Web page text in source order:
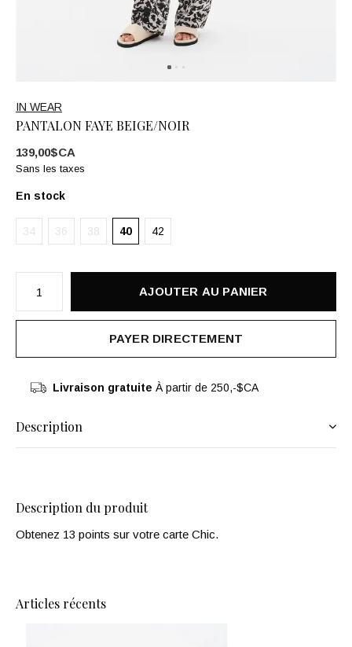
IN WEAR
PANTALON FAYE BEIGE/NOIR
139,00$CA
Sans les taxes
En stock
34 36 38 40 42
AJOUTER AU PANIER
PAYER DIRECTEMENT
Livraison gratuite À partir de 250,-$CA
Description
Description du produit
Obtenez 13 points sur votre carte Chic.
Articles récents